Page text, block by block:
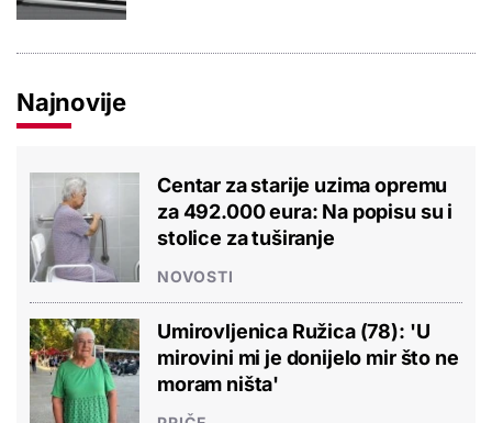
Najnovije
Centar za starije uzima opremu
za 492.000 eura: Na popisu su i
stolice za tuširanje
NOVOSTI
Umirovljenica Ružica (78): 'U
mirovini mi je donijelo mir što ne
moram ništa'